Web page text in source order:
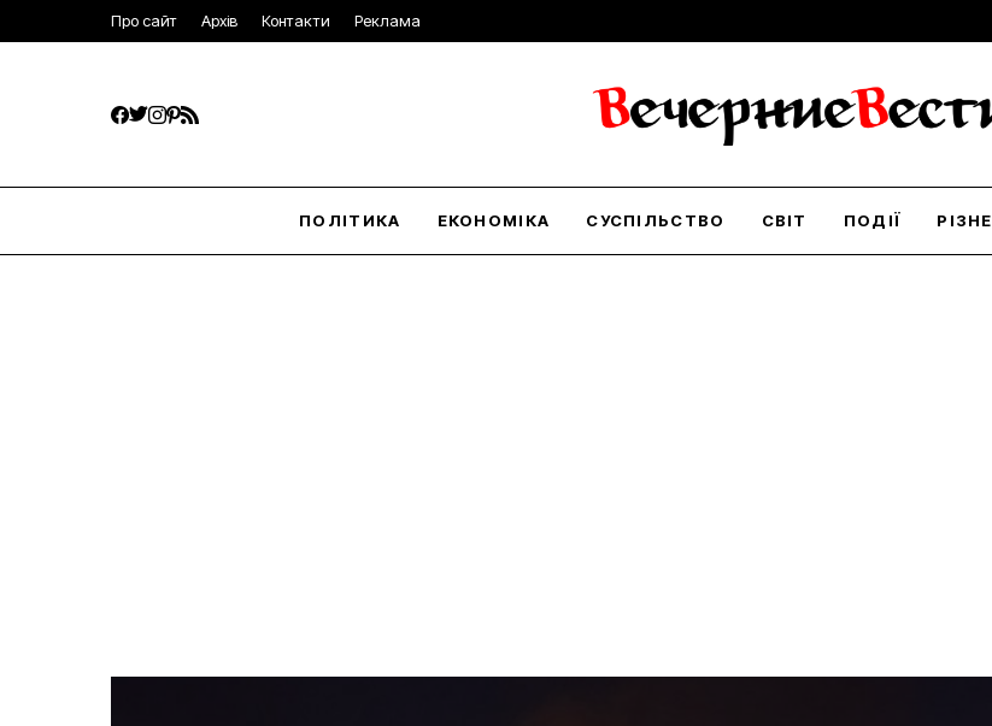
Про сайт Архів Контакти Реклама
ПОЛІТИКА ЕКОНОМІКА СУСПІЛЬСТВО СВІТ ПОДІЇ РІЗНЕ